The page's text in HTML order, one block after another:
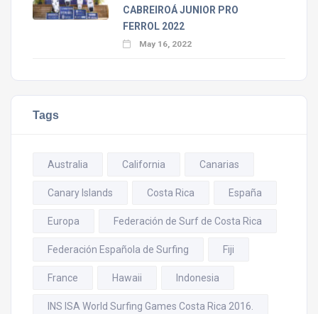
CABREIROÁ JUNIOR PRO
FERROL 2022
May 16, 2022
Tags
Australia California Canarias
Canary Islands Costa Rica España
Europa Federación de Surf de Costa Rica
Federación Española de Surfing Fiji
France Hawaii Indonesia
INS ISA World Surfing Games Costa Rica 2016.